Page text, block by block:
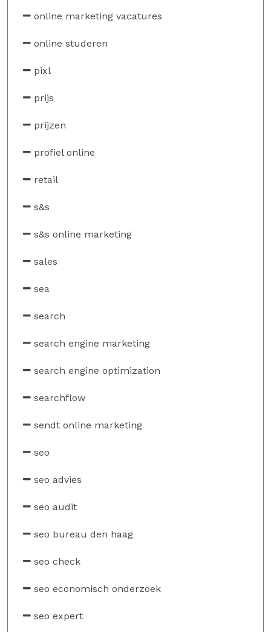
online marketing vacatures
online studeren
pixl
prijs
prijzen
profiel online
retail
s&s
s&s online marketing
sales
sea
search
search engine marketing
search engine optimization
searchflow
sendt online marketing
seo
seo advies
seo audit
seo bureau den haag
seo check
seo economisch onderzoek
seo expert